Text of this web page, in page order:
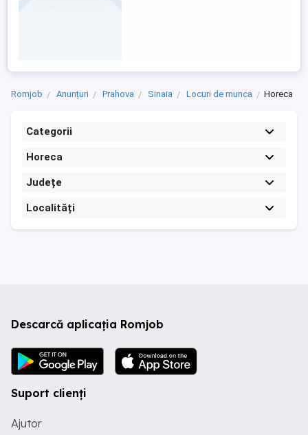
Romjob Anunțuri Prahova Sinaia Locuri de munca Horeca
Categorii
Horeca
Județe
Localități
Descarcă aplicația Romjob
Suport clienți
Ajutor